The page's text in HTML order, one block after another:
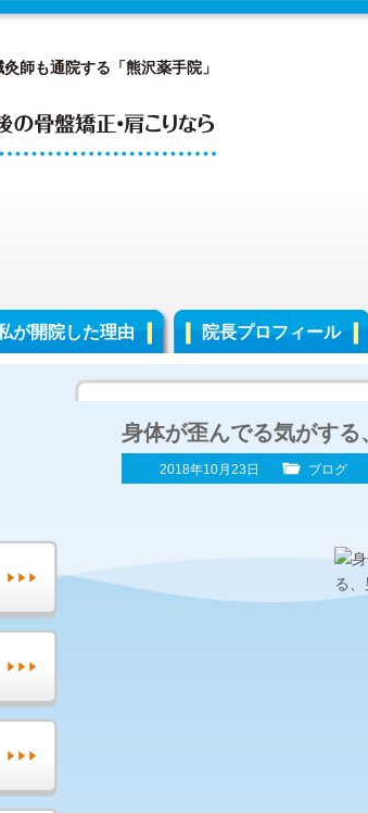
師も通院する「熊沢薬手院」
が開院した理由 院長プロフィール
身体が歪んでる気がする
2018年10月23日 ブログ